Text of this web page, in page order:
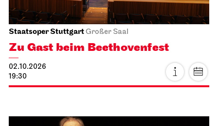
Staatsoper StuttgartGroßer Saal
Zu Gast beim Beethovenfest
02.10.2026
19:30